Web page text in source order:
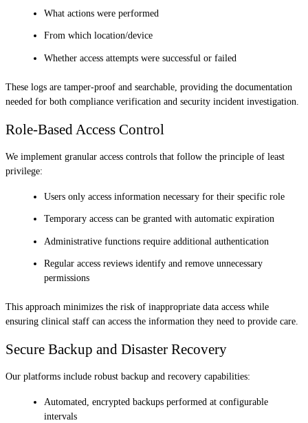
What actions were performed
From which location/device
Whether access attempts were successful or failed
These logs are tamper-proof and searchable, providing the documentation
needed for both compliance verification and security incident investigation.
Role-Based Access Control
We implement granular access controls that follow the principle of least
privilege:
Users only access information necessary for their specific role
Temporary access can be granted with automatic expiration
Administrative functions require additional authentication
Regular access reviews identify and remove unnecessary
permissions
This approach minimizes the risk of inappropriate data access while
ensuring clinical staff can access the information they need to provide care.
Secure Backup and Disaster Recovery
Our platforms include robust backup and recovery capabilities:
Automated, encrypted backups performed at configurable
intervals